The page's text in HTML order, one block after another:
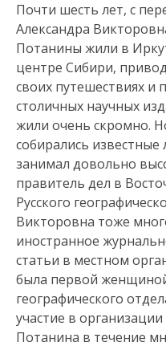
Почти шесть лет, с
Александра
Потанины жили в
центре Сибири,
своих путешествиях и
столичных научных
жили очень скромно.
собирались
занимал довольно
правитель дел в
Русского
Викторовна тоже
иностранное
статьи в местном
была первой
географического
участие в
Потанина в течение